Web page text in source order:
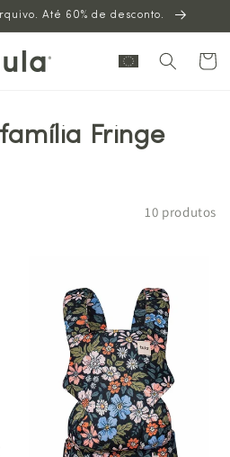
Até 60% de desconto.
Carrinho
Fringe
10 produtos